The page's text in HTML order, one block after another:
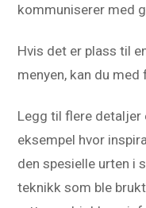
kommuniserer med
Hvis det er plass til
menyen, kan du
Legg til flere detaljer
eksempel hvor
den spesielle urten i
teknikk som ble